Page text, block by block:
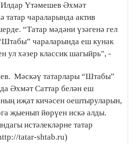
Үтәмешев Әхмәт
татар чараларында актив
“Татар мәдәни үзәгенә гел
чараларында еш кунак
ул хәзер классик шагыйрь", -
Мәскәү татарлары “Штабы”
Әхмәт Саттар белән еш
иҗат кичәсен оештыруларын,
җыенып йөрүен искә алды.
истәлекләрне татар
tatar-shtab.ru)